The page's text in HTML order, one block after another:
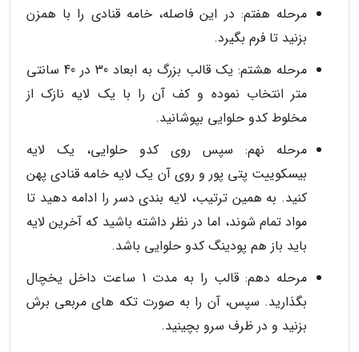
مرحله هفتم: در این فاصله، خامه قنادی را با همزن
بزنید تا فرم بگیرد.
مرحله هشتم: یک قالب بزرگ به ابعاد 30 در 40 سانتی
متر انتخاب نموده و کف آن را با یک لایه نازک از
مخلوط کدو حلوایی بپوشانید.
مرحله نهم: سپس روی کدو حلوایی، یک لایه
بیسکوییت پتی پور و روی آن یک لایه خامه قنادی پهن
کنید. به همین ترتیب، لایه بندی دسر را ادامه دهید تا
مواد تمام شوند، اما در نظر داشته باشید که آخرین لایه
باید باز هم پودینگ کدو حلوایی باشد.
مرحله دهم: قالب را به مدت 1 ساعت داخل یخچال
بگذارید. سپس، آن را به صورت تکه های مربعی برش
بزنید و در ظرف سرو بچینید.